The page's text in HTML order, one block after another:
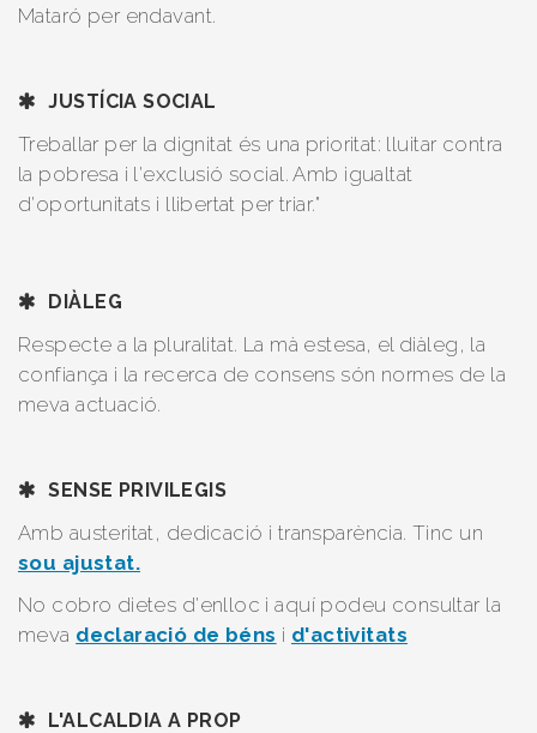
Mataró per endavant.
JUSTÍCIA SOCIAL
Treballar per la dignitat és una prioritat: lluitar contra
la pobresa i l'exclusió social. Amb igualtat
d'oportunitats i llibertat per triar."
DIÀLEG
Respecte a la pluralitat. La mà estesa, el diàleg, la
confiança i la recerca de consens són normes de la
meva actuació.
SENSE PRIVILEGIS
Amb austeritat, dedicació i transparència. Tinc un
sou ajustat.
No cobro dietes d'enlloc i aquí podeu consultar la
meva declaració de béns i d'activitats
L'ALCALDIA A PROP